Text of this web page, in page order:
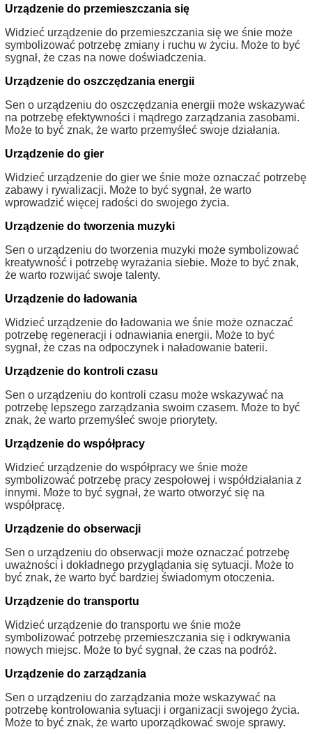
Urządzenie do przemieszczania się
Widzieć urządzenie do przemieszczania się we śnie może
symbolizować potrzebę zmiany i ruchu w życiu. Może to być
sygnał, że czas na nowe doświadczenia.
Urządzenie do oszczędzania energii
Sen o urządzeniu do oszczędzania energii może wskazywać
na potrzebę efektywności i mądrego zarządzania zasobami.
Może to być znak, że warto przemyśleć swoje działania.
Urządzenie do gier
Widzieć urządzenie do gier we śnie może oznaczać potrzebę
zabawy i rywalizacji. Może to być sygnał, że warto
wprowadzić więcej radości do swojego życia.
Urządzenie do tworzenia muzyki
Sen o urządzeniu do tworzenia muzyki może symbolizować
kreatywność i potrzebę wyrażania siebie. Może to być znak,
że warto rozwijać swoje talenty.
Urządzenie do ładowania
Widzieć urządzenie do ładowania we śnie może oznaczać
potrzebę regeneracji i odnawiania energii. Może to być
sygnał, że czas na odpoczynek i naładowanie baterii.
Urządzenie do kontroli czasu
Sen o urządzeniu do kontroli czasu może wskazywać na
potrzebę lepszego zarządzania swoim czasem. Może to być
znak, że warto przemyśleć swoje priorytety.
Urządzenie do współpracy
Widzieć urządzenie do współpracy we śnie może
symbolizować potrzebę pracy zespołowej i współdziałania z
innymi. Może to być sygnał, że warto otworzyć się na
współpracę.
Urządzenie do obserwacji
Sen o urządzeniu do obserwacji może oznaczać potrzebę
uważności i dokładnego przyglądania się sytuacji. Może to
być znak, że warto być bardziej świadomym otoczenia.
Urządzenie do transportu
Widzieć urządzenie do transportu we śnie może
symbolizować potrzebę przemieszczania się i odkrywania
nowych miejsc. Może to być sygnał, że czas na podróż.
Urządzenie do zarządzania
Sen o urządzeniu do zarządzania może wskazywać na
potrzebę kontrolowania sytuacji i organizacji swojego życia.
Może to być znak, że warto uporządkować swoje sprawy.